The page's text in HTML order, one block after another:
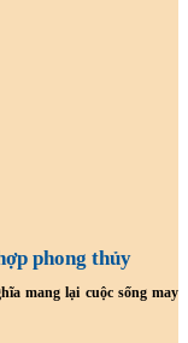
phong thủy
mang lại cuộc sống may